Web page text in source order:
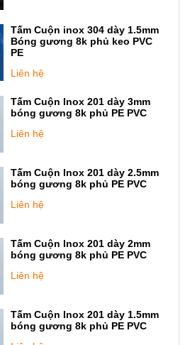
Tấm Cuộn inox 304 dày 1.5mm
Bóng gương 8k phủ keo PVC
PE
Liên hệ
Tấm Cuộn Inox 201 dày 3mm
bóng gương 8k phủ PE PVC
Liên hệ
Tấm Cuộn Inox 201 dày 2.5mm
bóng gương 8k phủ PE PVC
Liên hệ
Tấm Cuộn Inox 201 dày 2mm
bóng gương 8k phủ PE PVC
Liên hệ
Tấm Cuộn Inox 201 dày 1.5mm
bóng gương 8k phủ PE PVC